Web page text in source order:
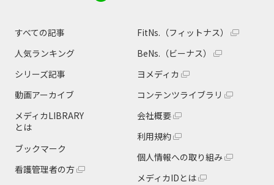
すべての記事
人気ランキング
シリーズ記事
動画アーカイブ
メディカLIBRARY
とは
ブックマーク
看護管理者の方
FitNs.（フィットナス）
BeNs.（ビーナス）
ヨメディカ
コンテンツライブラリ
会社概要
利用規約
個人情報への取り組み
メディカIDとは